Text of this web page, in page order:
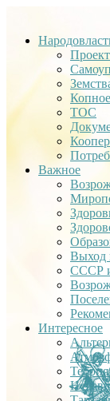
ТОС
Важное
Выход
СССР и
Интересное
Теория